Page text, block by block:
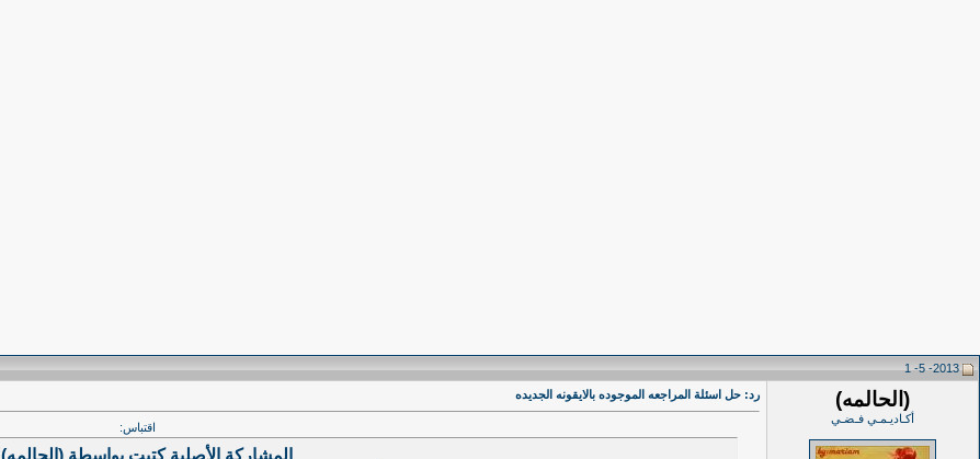
2013- 5- 1
(الحالمه)
أكـاديـمـي فـضـي
رد: حل اسئلة المراجعه الموجوده بالايقونه الجديده
اقتباس:
المشاركة الأصلية كتبت بواسطة (الحالمه)